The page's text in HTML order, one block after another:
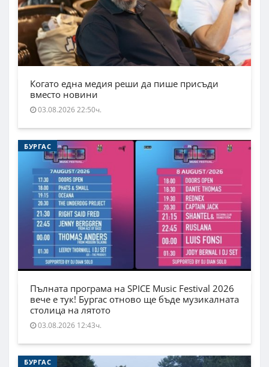
Когато една медия реши да пише присъди
вместо новини
03.08.2026 22:50ч.
БУРГАС
Пълната програма на SPICE Music Festival 2026
вече е тук! Бургас отново ще бъде музикалната
столица на лятото
03.08.2026 12:43ч.
БУРГАС